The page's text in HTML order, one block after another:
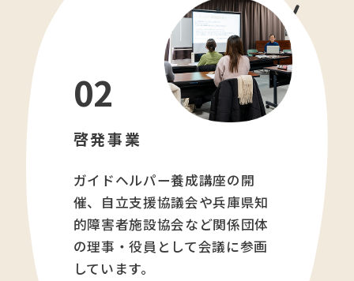
02
啓発事業
ガイドヘルパー養成講座の開
催、自立支援協議会や兵庫県知
的障害者施設協会など関係団体
の理事・役員として会議に参画
しています。